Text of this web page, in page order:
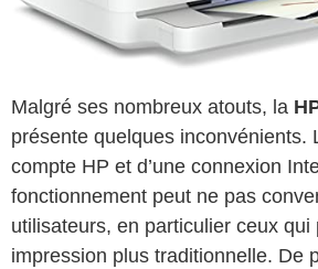
Malgré ses nombreux atouts, la
présente quelques inconvénients.
compte HP et d’une connexion
fonctionnement peut ne pas
utilisateurs, en particulier ceux qui
impression plus traditionnelle. De